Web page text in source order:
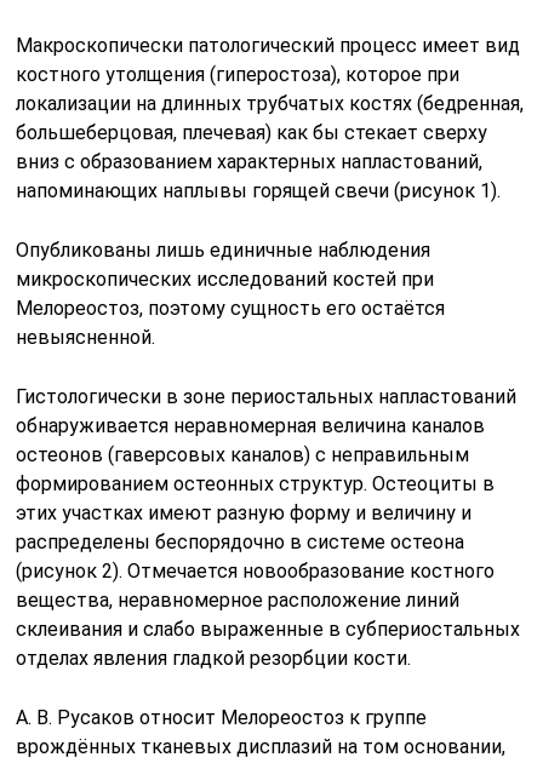
Макроскопически патологический процесс имеет вид
костного утолщения (гиперостоза), которое при
локализации на длинных трубчатых костях (бедренная,
большеберцовая, плечевая) как бы стекает сверху
вниз с образованием характерных напластований,
напоминающих наплывы горящей свечи (рисунок 1).
Опубликованы лишь единичные наблюдения
микроскопических исследований костей при
Мелореостоз, поэтому сущность его остаётся
невыясненной.
Гистологически в зоне периостальных напластований
обнаруживается неравномерная величина каналов
остеонов (гаверсовых каналов) с неправильным
формированием остеонных структур. Остеоциты в
этих участках имеют разную форму и величину и
распределены беспорядочно в системе остеона
(рисунок 2). Отмечается новообразование костного
вещества, неравномерное расположение линий
склеивания и слабо выраженные в субпериостальных
отделах явления гладкой резорбции кости.
А. В. Русаков относит Мелореостоз к группе
врождённых тканевых дисплазий на том основании,